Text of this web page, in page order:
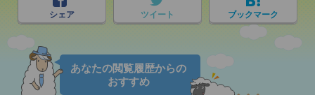
シェア ツイート ブックマーク
あなたの閲覧履歴からの
おすすめ